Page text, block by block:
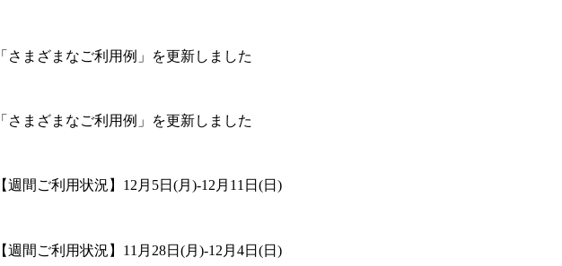
「さまざまなご利用例」を更新しました
「さまざまなご利用例」を更新しました
【週間ご利用状況】12月5日(月)-12月11日(日)
【週間ご利用状況】11月28日(月)-12月4日(日)